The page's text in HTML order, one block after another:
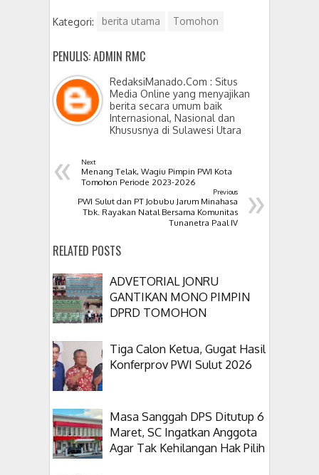
Kategori: berita utama Tomohon
PENULIS: ADMIN RMC
RedaksiManado.Com : Situs
Media Online yang menyajikan
berita secara umum baik
Internasional, Nasional dan
Khususnya di Sulawesi Utara
« Next
Menang Telak, Wagiu Pimpin PWI Kota
Tomohon Periode 2023-2026
»
Previous
PWI Sulut dan PT Jobubu Jarum Minahasa
Tbk. Rayakan Natal Bersama Komunitas
Tunanetra Paal IV
RELATED POSTS
ADVETORIAL JONRU
GANTIKAN MONO PIMPIN
DPRD TOMOHON
Tiga Calon Ketua, Gugat Hasil
Konferprov PWI Sulut 2026
Masa Sanggah DPS Ditutup 6
Maret, SC Ingatkan Anggota
Agar Tak Kehilangan Hak Pilih